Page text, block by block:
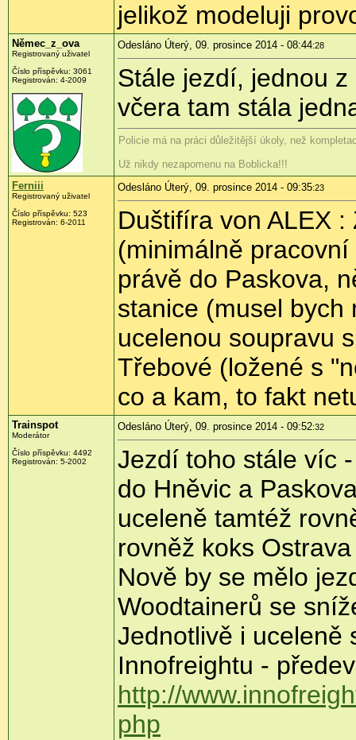
jelikož modeluji
Němec_z_ova
Registrovaný uživatel
Číslo příspěvku: 3061
Registrován: 4-2009
Odesláno Úterý, 09. prosince 2014 - 08:44:28
Stále jezdí, jednou
včera tam stála
Policie má na práci důležitější úkoly, než
Už nikdy nezapomenu na Boblicka!!!
Ferniii
Registrovaný uživatel
Číslo příspěvku: 523
Registrován: 6-2011
Odesláno Úterý, 09. prosince 2014 - 09:35:23
Duštifíra von ALEX
(minimálně
právě do Paskova,
stanice (musel bych
ucelenou soupravu
Třebové (ložené s
co a kam, to fakt
Trainspot
Moderátor
Číslo příspěvku: 4492
Registrován: 5-2002
Odesláno Úterý, 09. prosince 2014 - 09:52:32
Jezdí toho stále víc
do Hněvic a
uceleně tamtéž
rovněž koks
Nově by se mělo
Woodtainerů se
Jednotlivě i uceleně
Innofreightu -
http://
php